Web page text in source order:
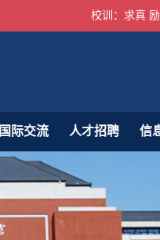
校训：求真
国际交流 人才招聘 信